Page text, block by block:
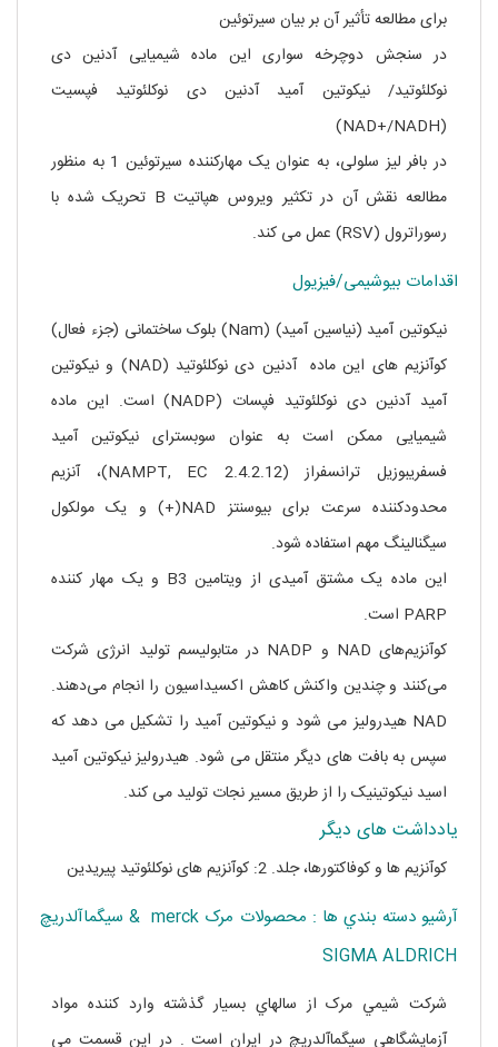
برای مطالعه تأثیر آن بر بیان سیرتوئین
در سنجش دوچرخه سواری این ماده شیمیایی آدنین دی
نوکلئوتید/ نیکوتین آمید آدنین دی نوکلئوتید فپسیت
(NAD+/NADH)
در بافر لیز سلولی، به عنوان یک مهارکننده سیرتوئین 1 به منظور
مطالعه نقش آن در تکثیر ویروس هپاتیت B تحریک شده با
رسوراترول (RSV) عمل می کند.
اقدامات بیوشیمی/فیزیول
نیکوتین آمید (نیاسین آمید) (Nam) بلوک ساختمانی (جزء فعال)
کوآنزیم های این ماده آدنین دی نوکلئوتید (NAD) و نیکوتین
آمید آدنین دی نوکلئوتید فپسات (NADP) است. این ماده
شیمیایی ممکن است به عنوان سوبسترای نیکوتین آمید
فسفریبوزیل ترانسفراز (NAMPT, EC 2.4.2.12)، آنزیم
محدودکننده سرعت برای بیوسنتز NAD(+) و یک مولکول
سیگنالینگ مهم استفاده شود.
این ماده یک مشتق آمیدی از ویتامین B3 و یک مهار کننده
PARP است.
کوآنزیم‌های NAD و NADP در متابولیسم تولید انرژی شرکت
می‌کنند و چندین واکنش کاهش اکسیداسیون را انجام می‌دهند.
NAD هیدرولیز می شود و نیکوتین آمید را تشکیل می دهد که
سپس به بافت های دیگر منتقل می شود. هیدرولیز نیکوتین آمید
اسید نیکوتینیک را از طریق مسیر نجات تولید می کند.
یادداشت های دیگر
کوآنزیم ها و کوفاکتورها، جلد. 2: کوآنزیم های نوکلئوتید پیریدین
آرشيو دسته بندي ها : محصولات مرک merck & سيگماآلدريچ
SIGMA ALDRICH
شرکت شيمي مرک از سالهاي بسيار گذشته وارد کننده مواد
آزمايشگاهي سيگماآلدريچ در ايران است . در اين قسمت مي